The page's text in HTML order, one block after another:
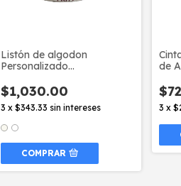
Listón de algodon
Personalizado
$1,030.00
3 x$343.33 sin intereses
COMPRAR
de
3 x